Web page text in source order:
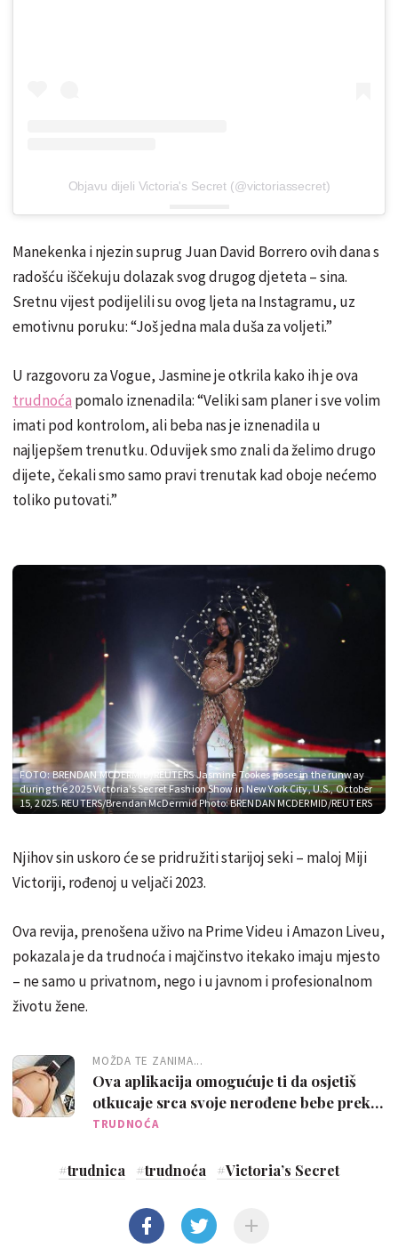
Objavu dijeli Victoria's Secret (@victoriassecret)
Manekenka i njezin suprug Juan David Borrero ovih dana s
radošću iščekuju dolazak svog drugog djeteta – sina.
Sretnu vijest podijelili su ovog ljeta na Instagramu, uz
emotivnu poruku: “Još jedna mala duša za voljeti.”
U razgovoru za Vogue, Jasmine je otkrila kako ih je ova
trudnoća pomalo iznenadila: “Veliki sam planer i sve volim
imati pod kontrolom, ali beba nas je iznenadila u
najljepšem trenutku. Oduvijek smo znali da želimo drugo
dijete, čekali smo samo pravi trenutak kad oboje nećemo
toliko putovati.”
FOTO: BRENDAN MCDERMID/REUTERSJasmine Tookes poses in the runway
during the 2025 Victoria's Secret Fashion Show in New York City, U.S., October
15, 2025. REUTERS/Brendan McDermid Photo: BRENDAN MCDERMID/REUTERS
Njihov sin uskoro će se pridružiti starijoj seki – maloj Miji
Victoriji, rođenoj u veljači 2023.
Ova revija, prenošena uživo na Prime Videu i Amazon Liveu,
pokazala je da trudnoća i majčinstvo itekako imaju mjesto
– ne samo u privatnom, nego i u javnom i profesionalnom
životu žene.
MOŽDA TE ZANIMA...
Ova aplikacija omogućuje ti da osjetiš
otkucaje srca svoje nerođene bebe preko
telefona
TRUDNOĆA
#trudnica #trudnoća #Victoria’s Secret